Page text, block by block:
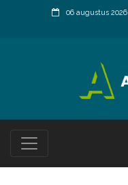
06 augustus 2026